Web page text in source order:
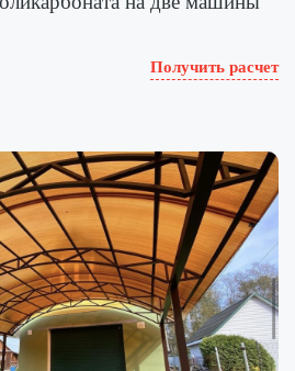
Получить расчет